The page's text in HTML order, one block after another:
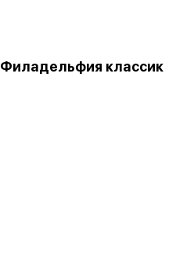
Филадельфия классик